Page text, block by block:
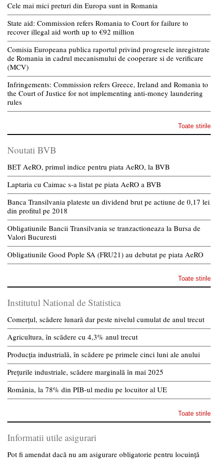
Cele mai mici preturi din Europa sunt in Romania
State aid: Commission refers Romania to Court for failure to
recover illegal aid worth up to €92 million
Comisia Europeana publica raportul privind progresele inregistrate
de Romania in cadrul mecanismului de cooperare si de verificare
(MCV)
Infringements: Commission refers Greece, Ireland and Romania to
the Court of Justice for not implementing anti-money laundering
rules
Toate stirile
Noutati BVB
BET AeRO, primul indice pentru piata AeRO, la BVB
Laptaria cu Caimac s-a listat pe piata AeRO a BVB
Banca Transilvania plateste un dividend brut pe actiune de 0,17 lei
din profitul pe 2018
Obligatiunile Bancii Transilvania se tranzactioneaza la Bursa de
Valori Bucuresti
Obligatiunile Good Pople SA (FRU21) au debutat pe piata AeRO
Toate stirile
Institutul National de Statistica
Comerțul, scădere lunară dar peste nivelul cumulat de anul trecut
Agricultura, în scădere cu 4,3% anul trecut
Producția industrială, în scădere pe primele cinci luni ale anului
Prețurile industriale, scădere marginală în mai 2025
România, la 78% din PIB-ul mediu pe locuitor al UE
Toate stirile
Informatii utile asigurari
Pot fi amendat dacă nu am asigurare obligatorie pentru locuință